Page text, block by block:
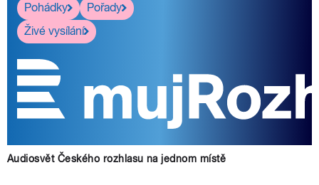
Pohádky
Pořady
Živé vysílání
Audiosvět Českého rozhlasu na jednom místě